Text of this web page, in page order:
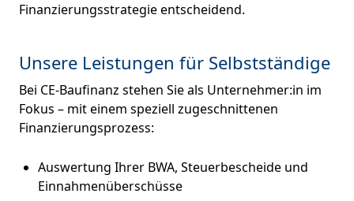
Finanzierungsstrategie entscheidend.
Unsere Leistungen für Selbstständige
Bei CE-Baufinanz stehen Sie als Unternehmer:in im
Fokus – mit einem speziell zugeschnittenen
Finanzierungsprozess:
Auswertung Ihrer BWA, Steuerbescheide und
Einnahmenüberschüsse